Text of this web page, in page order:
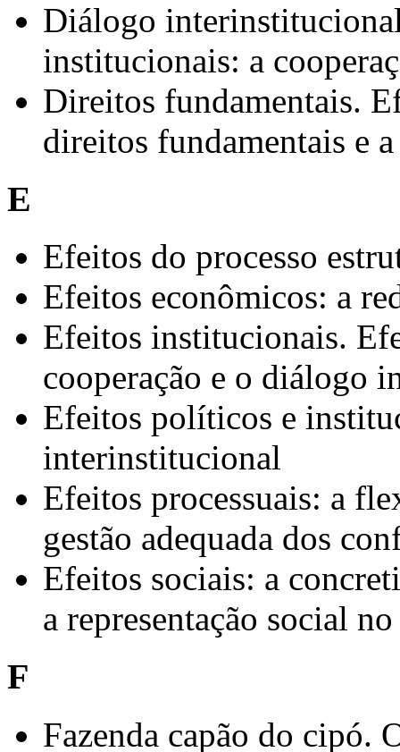
Diálogo
institucionais: a
Direitos fundamentais.
direitos fundamentais e
E
Efeitos do processo
Efeitos econômicos: a
Efeitos institucionais.
cooperação e o diálogo
Efeitos políticos e
interinstitucional
Efeitos processuais: a
gestão adequada dos
Efeitos sociais: a
a representação social
F
Fazenda capão do cipó.